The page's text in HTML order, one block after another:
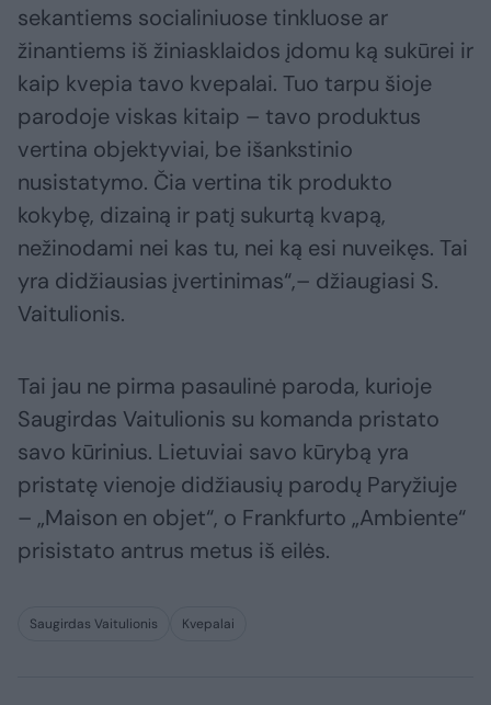
sekantiems socialiniuose tinkluose ar
žinantiems iš žiniasklaidos įdomu ką sukūrei ir
kaip kvepia tavo kvepalai. Tuo tarpu šioje
parodoje viskas kitaip – tavo produktus
vertina objektyviai, be išankstinio
nusistatymo. Čia vertina tik produkto
kokybę, dizainą ir patį sukurtą kvapą,
nežinodami nei kas tu, nei ką esi nuveikęs. Tai
yra didžiausias įvertinimas“,– džiaugiasi S.
Vaitulionis.
Tai jau ne pirma pasaulinė paroda, kurioje
Saugirdas Vaitulionis su komanda pristato
savo kūrinius. Lietuviai savo kūrybą yra
pristatę vienoje didžiausių parodų Paryžiuje
– „Maison en objet“, o Frankfurto „Ambiente“
prisistato antrus metus iš eilės.
Saugirdas Vaitulionis Kvepalai